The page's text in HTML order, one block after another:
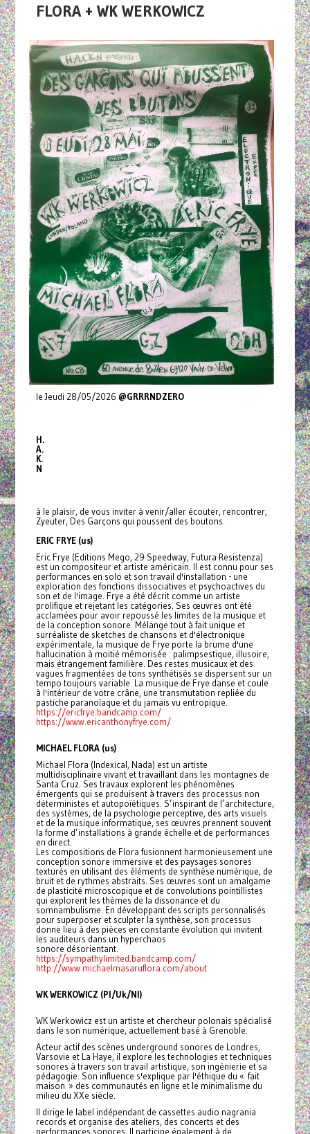
FLORA + WK WERKOWICZ
le Jeudi 28/05/2026 @GRRRNDZERO
H.
A.
K.
N
à le plaisir, de vous inviter à venir/aller écouter, rencontrer,
Zyeuter, Des Garçons qui poussent des boutons.
ERIC FRYE (us)
Eric Frye (Editions Mego, 29 Speedway, Futura Resistenza)
est un compositeur et artiste américain. Il est connu pour ses
performances en solo et son travail d'installation - une
exploration des fonctions dissociatives et psychoactives du
son et de l'image. Frye a été décrit comme un artiste
prolifique et rejetant les catégories. Ses œuvres ont été
acclamées pour avoir repoussé les limites de la musique et
de la conception sonore. Mélange tout à fait unique et
surréaliste de sketches de chansons et d'électronique
expérimentale, la musique de Frye porte la brume d'une
hallucination à moitié mémorisée : palimpsestique, illusoire,
mais étrangement familière. Des restes musicaux et des
vagues fragmentées de tons synthétisés se dispersent sur un
tempo toujours variable. La musique de Frye danse et coule
à l'intérieur de votre crâne, une transmutation repliée du
pastiche paranoïaque et du jamais vu entropique.
https://ericfrye.bandcamp.com/
https://www.ericanthonyfrye.com/
MICHAEL FLORA (us)
Michael Flora (Indexical, Nada) est un artiste
multidisciplinaire vivant et travaillant dans les montagnes de
Santa Cruz. Ses travaux explorent les phénomènes
émergents qui se produisent à travers des processus non
déterministes et autopoïétiques. S’inspirant de l’architecture,
des systèmes, de la psychologie perceptive, des arts visuels
et de la musique informatique, ses œuvres prennent souvent
la forme d’installations à grande échelle et de performances
en direct.
Les compositions de Flora fusionnent harmonieusement une
conception sonore immersive et des paysages sonores
texturés en utilisant des éléments de synthèse numérique, de
bruit et de rythmes abstraits. Ses œuvres sont un amalgame
de plasticité microscopique et de convolutions pointillistes
qui explorent les thèmes de la dissonance et du
somnambulisme. En développant des scripts personnalisés
pour superposer et sculpter la synthèse, son processus
donne lieu à des pièces en constante évolution qui invitent
les auditeurs dans un hyperchaos
sonore désorientant.
https://sympathylimited.bandcamp.com/
http://www.michaelmasaruflora.com/about
WK WERKOWICZ (Pl/Uk/Nl)
WK Werkowicz est un artiste et chercheur polonais spécialisé
dans le son numérique, actuellement basé à Grenoble.
Acteur actif des scènes underground sonores de Londres,
Varsovie et La Haye, il explore les technologies et techniques
sonores à travers son travail artistique, son ingénierie et sa
pédagogie. Son influence s'explique par l'éthique du « fait
maison » des communautés en ligne et le minimalisme du
milieu du XXe siècle.
Il dirige le label indépendant de cassettes audio nagrania
records et organise des ateliers, des concerts et des
performances sonores. Il participe également à de